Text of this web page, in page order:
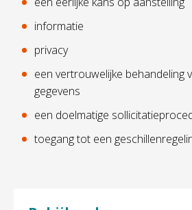
informatie
privacy
een vertrouwelijke behandeling
gegevens
een doelmatige
toegang tot een